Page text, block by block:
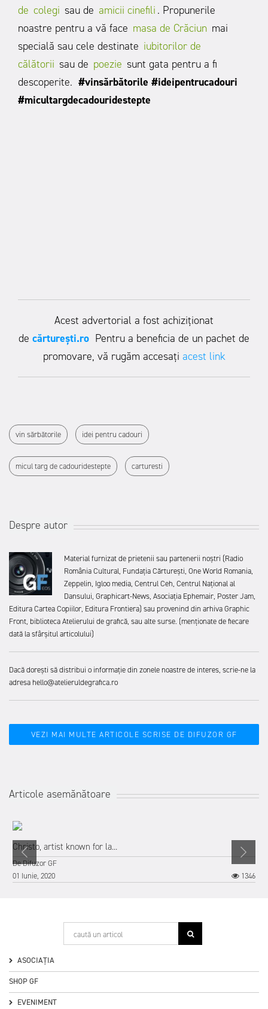
de colegi sau de amicii cinefili . Propunerile
noastre pentru a vă face masa de Crăciun mai
specială sau cele destinate iubitorilor de
călătorii sau de poezie sunt gata pentru a fi
descoperite. #vinsărbătorile #ideipentrucadouri
#micultargdecadouridestepte
Acest advertorial a fost achiziționat
de cărturești.ro Pentru a beneficia de un pachet de
promovare, vă rugăm accesați acest link
vin sărbătorile idei pentru cadouri
micul targ de cadouridestepte carturesti
Despre autor
Material furnizat de prietenii sau partenerii noștri (Radio
România Cultural, Fundația Cărturești, One World Romania,
Zeppelin, Igloo media, Centrul Ceh, Centrul Național al
Dansului, Graphicart-News, Asociația Ephemair, Poster Jam,
Editura Cartea Copiilor, Editura Frontiera) sau provenind din arhiva Graphic
Front, biblioteca Atelierului de grafică, sau alte surse. (menționate de fiecare
dată la sfârșitul articolului)
Dacă dorești să distribui o informație din zonele noastre de interes, scrie-ne la
adresa hello@atelieruldegrafica.ro
VEZI MAI MULTE ARTICOLE SCRISE DE DIFUZOR GF
Articole asemănătoare
Christo, artist known for la...
DeDifuzor GF
01 Iunie, 2020
1346
ASOCIAȚIA
SHOP GF
EVENIMENT